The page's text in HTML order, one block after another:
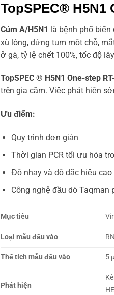
TopSPEC® H5N1
Cúm A/H5N1 là bệnh phổ
xù lông, đứng tụm một chỗ,
ở gà, tỷ lệ chết 100%, tốc độ
TopSPEC ® H5N1 One-step
trên gia cầm. Việc phát hiện
Ưu điểm:
Quy trình đơn giản
Thời gian PCR tối ưu hóa
Độ nhạy và độ đặc hiệu cao
Công nghệ đầu dò Taqman
Mục tiêu
Loại mẫu đầu vào
Thể tích mẫu đầu vào 5
Phát hiện